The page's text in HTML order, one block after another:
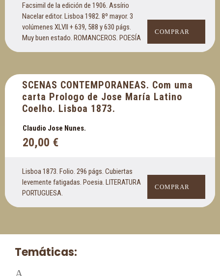
Facsimil de la edición de 1906. Assírio
Nacelar editor. Lisboa 1982. 8º mayor. 3
volúmenes XLVII + 639, 588 y 630 págs.
Muy buen estado. ROMANCEROS. POESÍA
COMPRAR
SCENAS CONTEMPORANEAS. Com uma
carta Prologo de Jose María Latino
Coelho. Lisboa 1873.
Claudio Jose Nunes.
20,00 €
Lisboa 1873. Folio. 296 págs. Cubiertas
levemente fatigadas. Poesia. LITERATURA
PORTUGUESA.
COMPRAR
Temáticas: